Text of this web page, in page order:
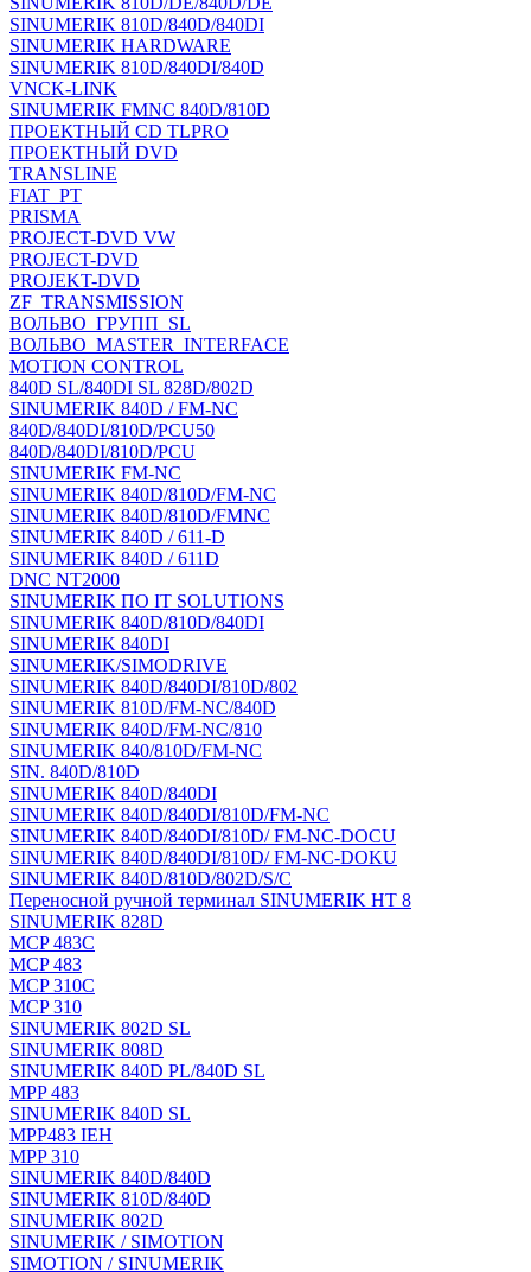
SINUMERIK 810D/840D/840DI
SINUMERIK HARDWARE
SINUMERIK 810D/840DI/840D
VNCK-LINK
SINUMERIK FMNC 840D/810D
ПРОЕКТНЫЙ CD TLPRO
ПРОЕКТНЫЙ DVD
TRANSLINE
FIAT_PT
PRISMA
PROJECT-DVD VW
PROJECT-DVD
PROJEKT-DVD
ZF_TRANSMISSION
ВОЛЬВО_ГРУПП_SL
ВОЛЬВО_MASTER_INTERFACE
MOTION CONTROL
840D SL/840DI SL 828D/802D
SINUMERIK 840D / FM-NC
840D/840DI/810D/PCU50
840D/840DI/810D/PCU
SINUMERIK FM-NC
SINUMERIK 840D/810D/FM-NC
SINUMERIK 840D/810D/FMNC
SINUMERIK 840D / 611-D
SINUMERIK 840D / 611D
DNC NT2000
SINUMERIK ПО IT SOLUTIONS
SINUMERIK 840D/810D/840DI
SINUMERIK 840DI
SINUMERIK/SIMODRIVE
SINUMERIK 840D/840DI/810D/802
SINUMERIK 810D/FM-NC/840D
SINUMERIK 840D/FM-NC/810
SINUMERIK 840/810D/FM-NC
SIN. 840D/810D
SINUMERIK 840D/840DI
SINUMERIK 840D/840DI/810D/FM-NC
SINUMERIK 840D/840DI/810D/ FM-NC-DOCU
SINUMERIK 840D/840DI/810D/ FM-NC-DOKU
SINUMERIK 840D/810D/802D/S/C
Переносной ручной терминал SINUMERIK HT 8
SINUMERIK 828D
MCP 483C
MCP 483
MCP 310C
MCP 310
SINUMERIK 802D SL
SINUMERIK 808D
SINUMERIK 840D PL/840D SL
MPP 483
SINUMERIK 840D SL
MPP483 IEH
MPP 310
SINUMERIK 840D/840D
SINUMERIK 810D/840D
SINUMERIK 802D
SINUMERIK / SIMOTION
SIMOTION / SINUMERIK